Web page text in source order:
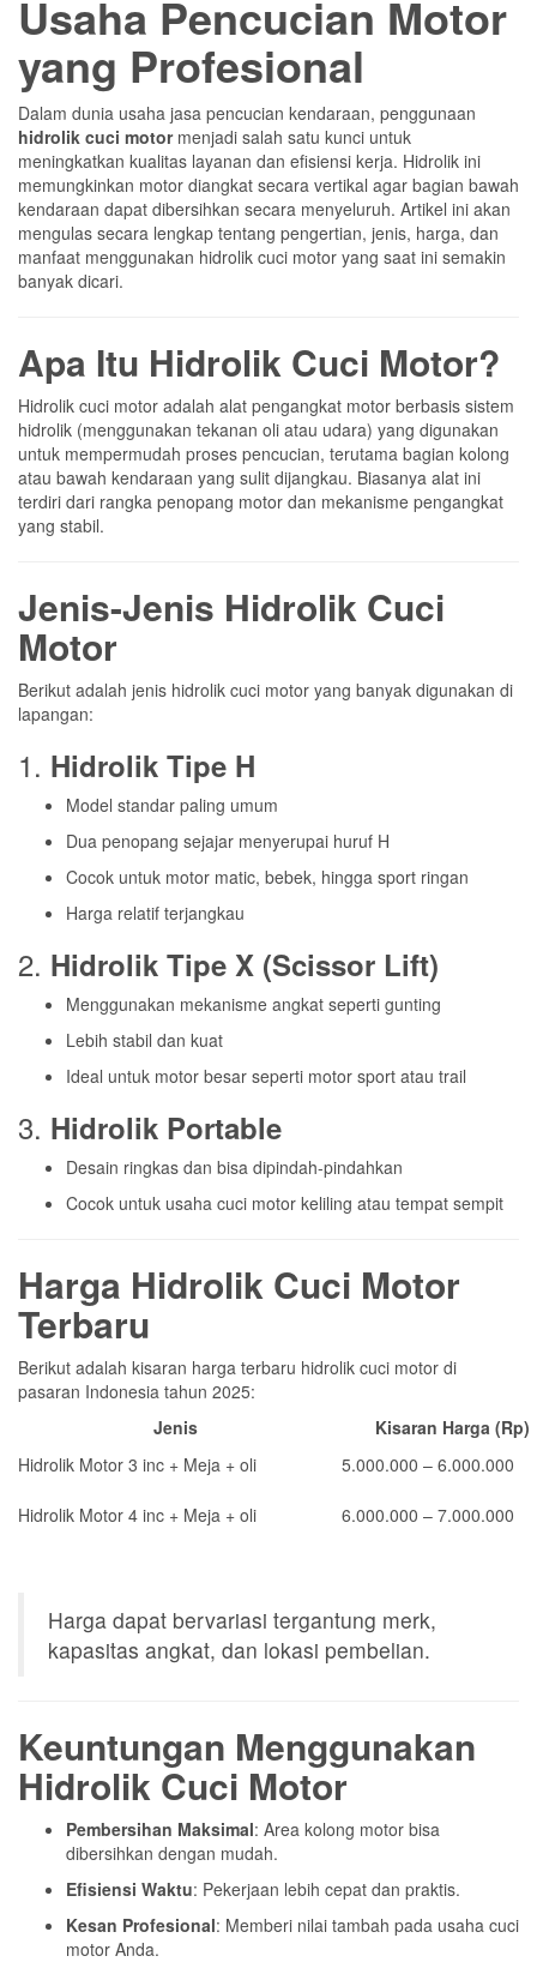
Usaha Pencucian Motor
yang Profesional
Dalam dunia usaha jasa pencucian kendaraan, penggunaan
hidrolik cuci motormenjadi salah satu kunci untuk
meningkatkan kualitas layanan dan efisiensi kerja. Hidrolik ini
memungkinkan motor diangkat secara vertikal agar bagian bawah
kendaraan dapat dibersihkan secara menyeluruh. Artikel ini akan
mengulas secara lengkap tentang pengertian, jenis, harga, dan
manfaat menggunakan hidrolik cuci motor yang saat ini semakin
banyak dicari.
Apa Itu Hidrolik Cuci Motor?
Hidrolik cuci motor adalah alat pengangkat motor berbasis sistem
hidrolik (menggunakan tekanan oli atau udara) yang digunakan
untuk mempermudah proses pencucian, terutama bagian kolong
atau bawah kendaraan yang sulit dijangkau. Biasanya alat ini
terdiri dari rangka penopang motor dan mekanisme pengangkat
yang stabil.
Jenis-Jenis Hidrolik Cuci
Motor
Berikut adalah jenis hidrolik cuci motor yang banyak digunakan di
lapangan:
1. Hidrolik Tipe H
Model standar paling umum
Dua penopang sejajar menyerupai huruf H
Cocok untuk motor matic, bebek, hingga sport ringan
Harga relatif terjangkau
2. Hidrolik Tipe X (Scissor Lift)
Menggunakan mekanisme angkat seperti gunting
Lebih stabil dan kuat
Ideal untuk motor besar seperti motor sport atau trail
3. Hidrolik Portable
Desain ringkas dan bisa dipindah-pindahkan
Cocok untuk usaha cuci motor keliling atau tempat sempit
Harga Hidrolik Cuci Motor
Terbaru
Berikut adalah kisaran harga terbaru hidrolik cuci motor di
pasaran Indonesia tahun 2025:
Jenis
Kisaran Harga (Rp)
Hidrolik Motor 3 inc + Meja + oli
5.000.000 – 6.000.000
Hidrolik Motor 4 inc + Meja + oli 6.000.000 – 7.000.000
Harga dapat bervariasi tergantung merk,
kapasitas angkat, dan lokasi pembelian.
Keuntungan Menggunakan
Hidrolik Cuci Motor
Pembersihan Maksimal: Area kolong motor bisa
dibersihkan dengan mudah.
Efisiensi Waktu: Pekerjaan lebih cepat dan praktis.
Kesan Profesional: Memberi nilai tambah pada usaha cuci
motor Anda.